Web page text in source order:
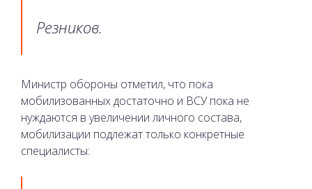
Резников.
Министр обороны отметил, что пока
мобилизованных достаточно и ВСУ пока не
нуждаются в увеличении личного состава,
мобилизации подлежат только конкретные
специалисты: